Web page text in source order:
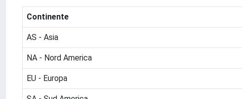
Continente
AS - Asia
NA - Nord America
EU - Europa